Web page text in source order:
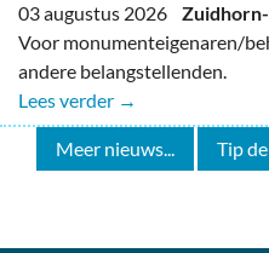
03 augustus 2026
Voor monumenteigenaren/
andere belangstellenden.
Lees verder →
Meer nieuws... Tip